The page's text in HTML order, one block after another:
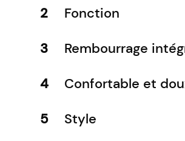
2
Fonction
3
Rembourrage
4
Confortable et
5
Style